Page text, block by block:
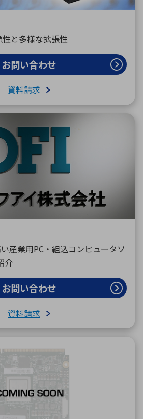
性と多様な拡張性
お問い合わせ
資料請求
産業用PC・組込コンピュータソ
介
お問い合わせ
資料請求